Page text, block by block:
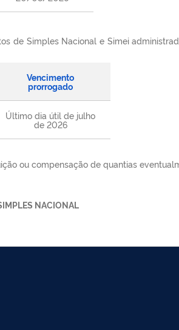
de Simples Nacional e Simei
Vencimento
prorrogado
Último dia útil de julho
de 2026
ou compensação de quantias
NACIONAL